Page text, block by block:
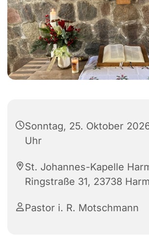
Sonntag, 25. Oktober
Uhr
St. Johannes-Kapelle
Ringstraße 31, 23738
Pastor i. R. Motschmann